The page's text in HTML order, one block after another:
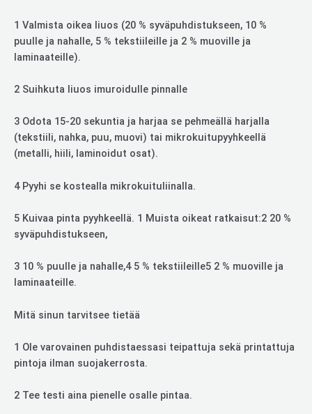
1 Valmista oikea liuos (20 % syväpuhdistukseen, 10 %
puulle ja nahalle, 5 % tekstiileille ja 2 % muoville ja
laminaateille).
2 Suihkuta liuos imuroidulle pinnalle
3 Odota 15-20 sekuntia ja harjaa se pehmeällä harjalla
(tekstiili, nahka, puu, muovi) tai mikrokuitupyyhkeellä
(metalli, hiili, laminoidut osat).
4 Pyyhi se kostealla mikrokuituliinalla.
5 Kuivaa pinta pyyhkeellä. 1 Muista oikeat ratkaisut:2 20 %
syväpuhdistukseen,
3 10 % puulle ja nahalle,4 5 % tekstiileille5 2 % muoville ja
laminaateille.
Mitä sinun tarvitsee tietää
1 Ole varovainen puhdistaessasi teipattuja sekä printattuja
pintoja ilman suojakerrosta.
2 Tee testi aina pienelle osalle pintaa.